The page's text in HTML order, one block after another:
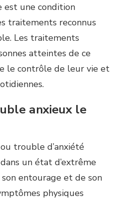
est une condition
traitements reconnus
Les traitements
atteintes de ce
le contrôle de leur vie et
anxieux le
trouble d’anxiété
un état d’extrême
entourage et de son
physiques